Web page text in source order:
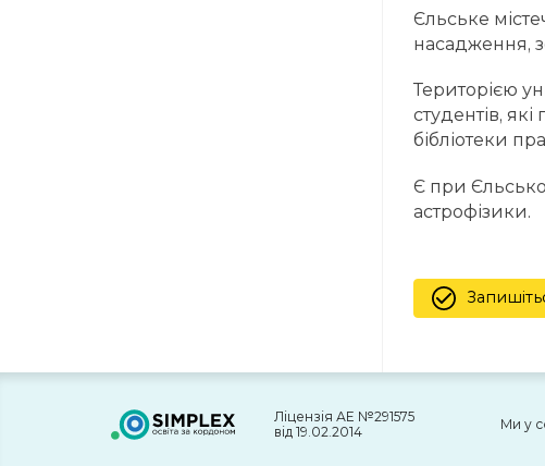
Єльське
насадження,
Територією
студентів,
бібліотеки
Є при
астрофізики.
Ліцензія АЕ №291575
від 19.02.2014
Ми у